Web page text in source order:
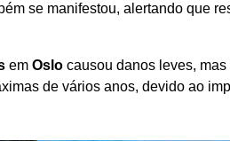
se manifestou, alertando que
em Oslo causou danos leves,
de vários anos, devido ao